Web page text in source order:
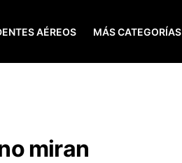
AÉREOS MÁS CATEGORÍAS
miran